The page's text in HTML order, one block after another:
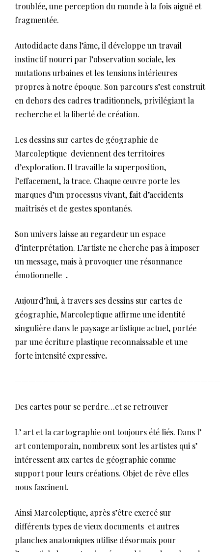
troublée, une perception du monde à la fois aiguë et
fragmentée.
Autodidacte dans l’âme, il développe un travail
instinctif nourri par l’observation sociale, les
mutations urbaines et les tensions intérieures
propres à notre époque. Son parcours s’est construit
en dehors des cadres traditionnels, privilégiant la
recherche et la liberté de création.
Les dessins sur cartes de géographie de
Marcoleptique deviennent des territoires
d’exploration.Il travaille la superposition,
l’effacement, la trace. Chaque œuvre porte les
marques d’un processus vivant,fait d’accidents
maîtrisés et de gestes spontanés.
Son univers laisse au regardeur un espace
d’interprétation. L’artiste ne cherche pas à imposer
un message, mais à provoquer une résonnance
émotionnelle .
Aujourd’hui, à travers ses dessins sur cartes de
géographie, Marcoleptique affirme une identité
singulière dans le paysage artistique actuel, portée
par une écriture plastique reconnaissable et une
forte intensité expressive.
Des cartes pour se perdre…et se retrouver
L’ art et la cartographie ont toujours été liés. Dans l’
art contemporain, nombreux sont les artistes qui s’
intéressent aux cartes de géographie comme
support pour leurs créations. Objet de rêve elles
nous fascinent.
Ainsi Marcoleptique, après s’être exercé sur
différents types de vieux documents et autres
planches anatomiques utilise désormais pour